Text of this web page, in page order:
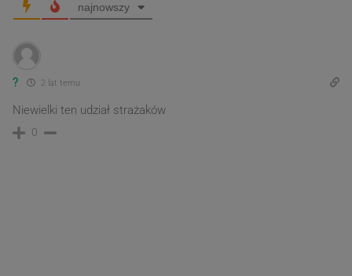
najnowszy
? 2 lat temu
Niewielki ten udział strażaków
0